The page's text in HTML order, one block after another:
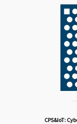
CPS&IoT: